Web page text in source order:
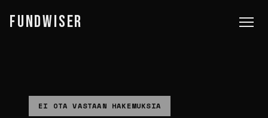
FUNDWISER
EI OTA VASTAAN HAKEMUKSIA